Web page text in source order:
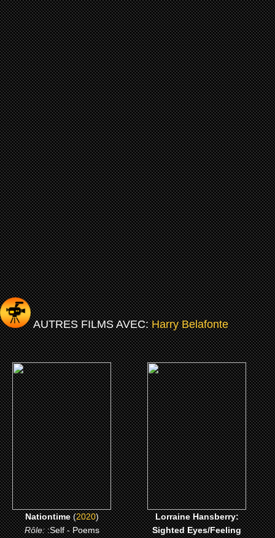
AUTRES FILMS AVEC:Harry Belafonte
(2020)
Nationtime
CLICK ME
Nationtime(2020)
Rôle::Self - Poems
(2018)
Lorraine Hansberry:
Sighted Eyes/Feeling
Heart
CLICK ME
Lorraine Hansberry:
Sighted Eyes/Feeling